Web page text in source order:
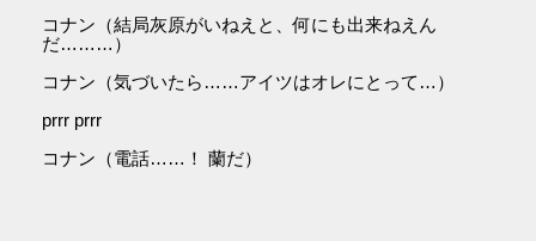
コナン（結局灰原がいねえと、何にも出来ねえん
だ………）
コナン（気づいたら……アイツはオレにとって…）
prrr prrr
コナン（電話……！ 蘭だ）